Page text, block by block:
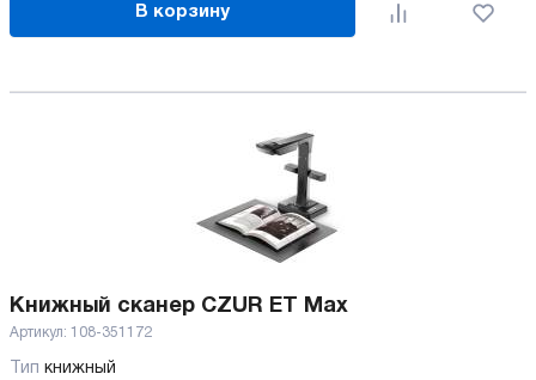
В корзину
Книжный сканер CZUR ET Max
Артикул: 108-351172
Тип книжный